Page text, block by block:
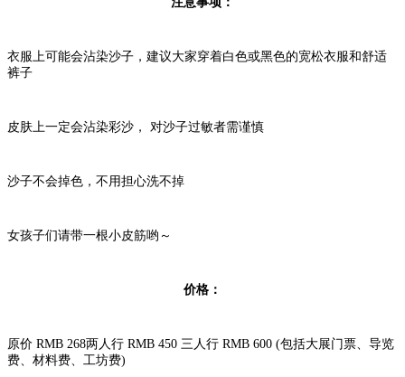
衣服上可能会沾染沙子，建议大家穿着白色或黑色的宽松衣服和舒适
裤子
皮肤上一定会沾染彩沙， 对沙子过敏者需谨慎
沙子不会掉色，不用担心洗不掉
女孩子们请带一根小皮筋哟～
价格：
原价 RMB 268两人行 RMB 450 三人行 RMB 600 (包括大展门票、导览
费、材料费、工坊费)